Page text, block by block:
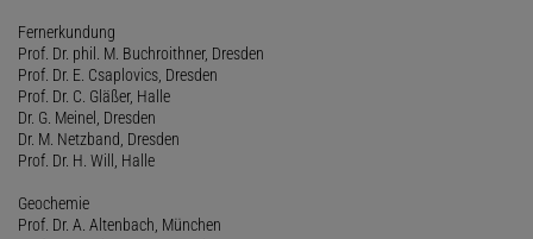
Fernerkundung
Prof. Dr. phil. M. Buchroithner, Dresden
Prof. Dr. E. Csaplovics, Dresden
Prof. Dr. C. Gläßer, Halle
Dr. G. Meinel, Dresden
Dr. M. Netzband, Dresden
Prof. Dr. H. Will, Halle
Geochemie
Prof. Dr. A. Altenbach, München